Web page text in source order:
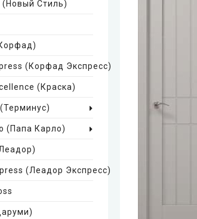
(Новый Стиль)
(Корфад Экспресс)
(краска)
(Папа Карло)
(Леадор Экспресс)